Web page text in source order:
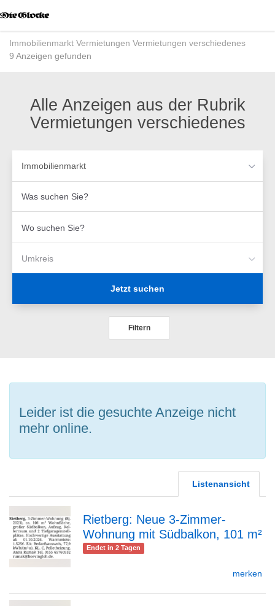
Modus
aktivieren
zur
Navigation
Immobilienmarkt Vermietungen Vermietungen verschiedenes
9 Anzeigen gefunden
Alle Anzeigen aus der Rubrik
Vermietungen verschiedenes
Immobilienmarkt
suchen
Sie?
suchen
Umkreis
Jetzt suchen
Filtern
Leider ist die gesuchte Anzeige nicht
mehr online.
Listenansicht
zur
Rietberg: Neue 3-Zimmer-
Wohnung mit Südbalkon, 101 m²
Endet in 2 Tagen
merken